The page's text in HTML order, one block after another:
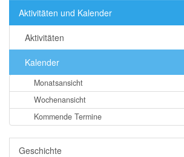
Aktivitäten und Kalender
Aktivitäten
Kalender
Monatsansicht
Wochenansicht
Kommende Termine
Geschichte